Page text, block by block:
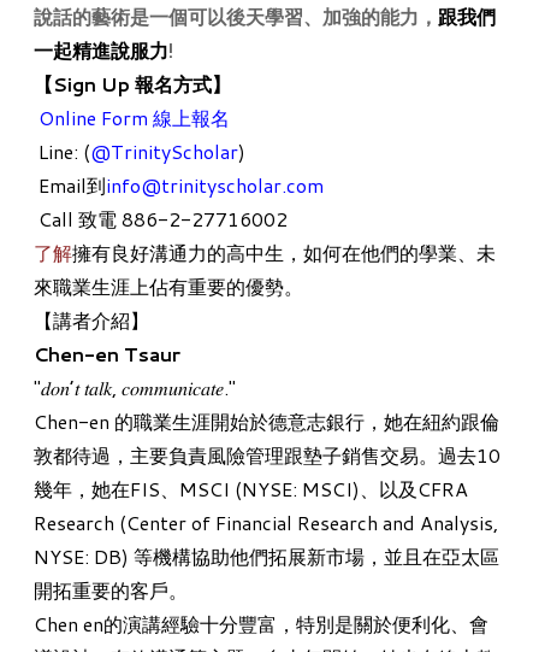
說話的藝術是一個可以後天學習、加強的能力， 跟我們
一起精進說服力!
【Sign Up 報名方式】
Online Form 線上報名
Line: (@TrinityScholar)
Email到info@trinityscholar.com
Call 致電 886-2-27716002
了解擁有良好溝通力的高中生，如何在他們的學業、未
來職業生涯上佔有重要的優勢。
【講者介紹】
Chen-en Tsaur
"𝑑𝑜𝑛’𝑡 𝑡𝑎𝑙𝑘, 𝑐𝑜𝑚𝑚𝑢𝑛𝑖𝑐𝑎𝑡𝑒."
Chen-en 的職業生涯開始於德意志銀行 ，她在紐約跟倫
敦都待過，主要負責風險管理跟墊子銷售交易。過去10
幾年，她在FIS、 MSCI (NYSE: MSCI)、以及CFRA
Research (Center of Financial Research and Analysis,
NYSE: DB) 等機構協助他們拓展新市場，並且在亞太區
開拓重要的客戶。
Chen en的演講經驗十分豐富，特別是關於便利化、會